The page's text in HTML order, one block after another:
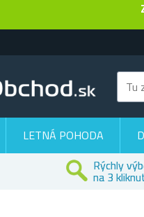
LETNÁ POHODA
Rýchly
na 3